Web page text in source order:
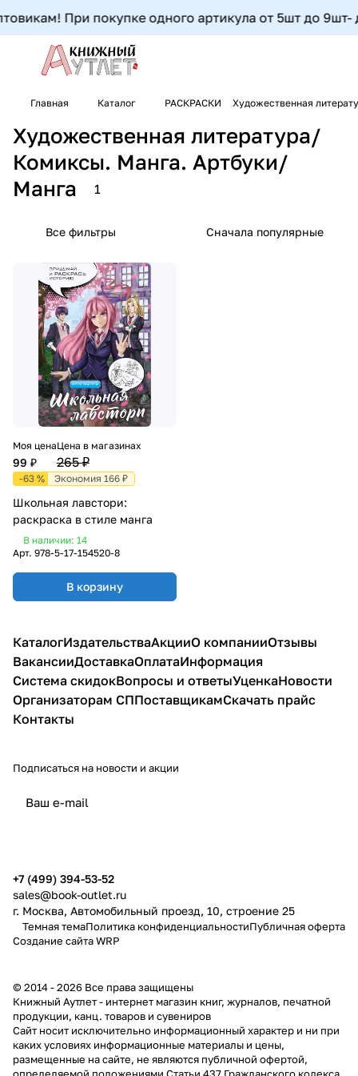
При покупке одного артикула от 5шт до 9шт-
Главная Каталог РАСКРАСКИ Художественная
Художественная литература/
Комиксы. Манга. Артбуки/
Манга
1
Все фильтры Сначала популярные
Моя цена
99 ₽
Цена в магазинах
265 ₽
-63 % Экономия 166 ₽
Школьная лавстори:
раскраска в стиле манга
В наличии: 14
Арт. 978-5-17-154520-8
В корзину
КаталогИздательстваАкцииО компанииОтзывы
ВакансииДоставкаОплатаИнформация
Система скидокВопросы и ответыУценкаНовости
Организаторам СППоставщикамСкачать прайс
Контакты
Подписаться на новости и акции
+7 (499) 394-53-52
sales@book-outlet.ru
г. Москва, Автомобильный проезд, 10, строение 25
Темная темаПолитика конфиденциальностиПубличная оферта
Создание сайтаWRP
© 2014 - 2026 Все права защищены
Книжный Аутлет - интернет магазин книг, журналов, печатной
продукции, канц. товаров и сувениров
Cайт носит исключительно информационный характер и ни при
каких условиях информационные материалы и цены,
размещенные на сайте, не являются публичной офертой,